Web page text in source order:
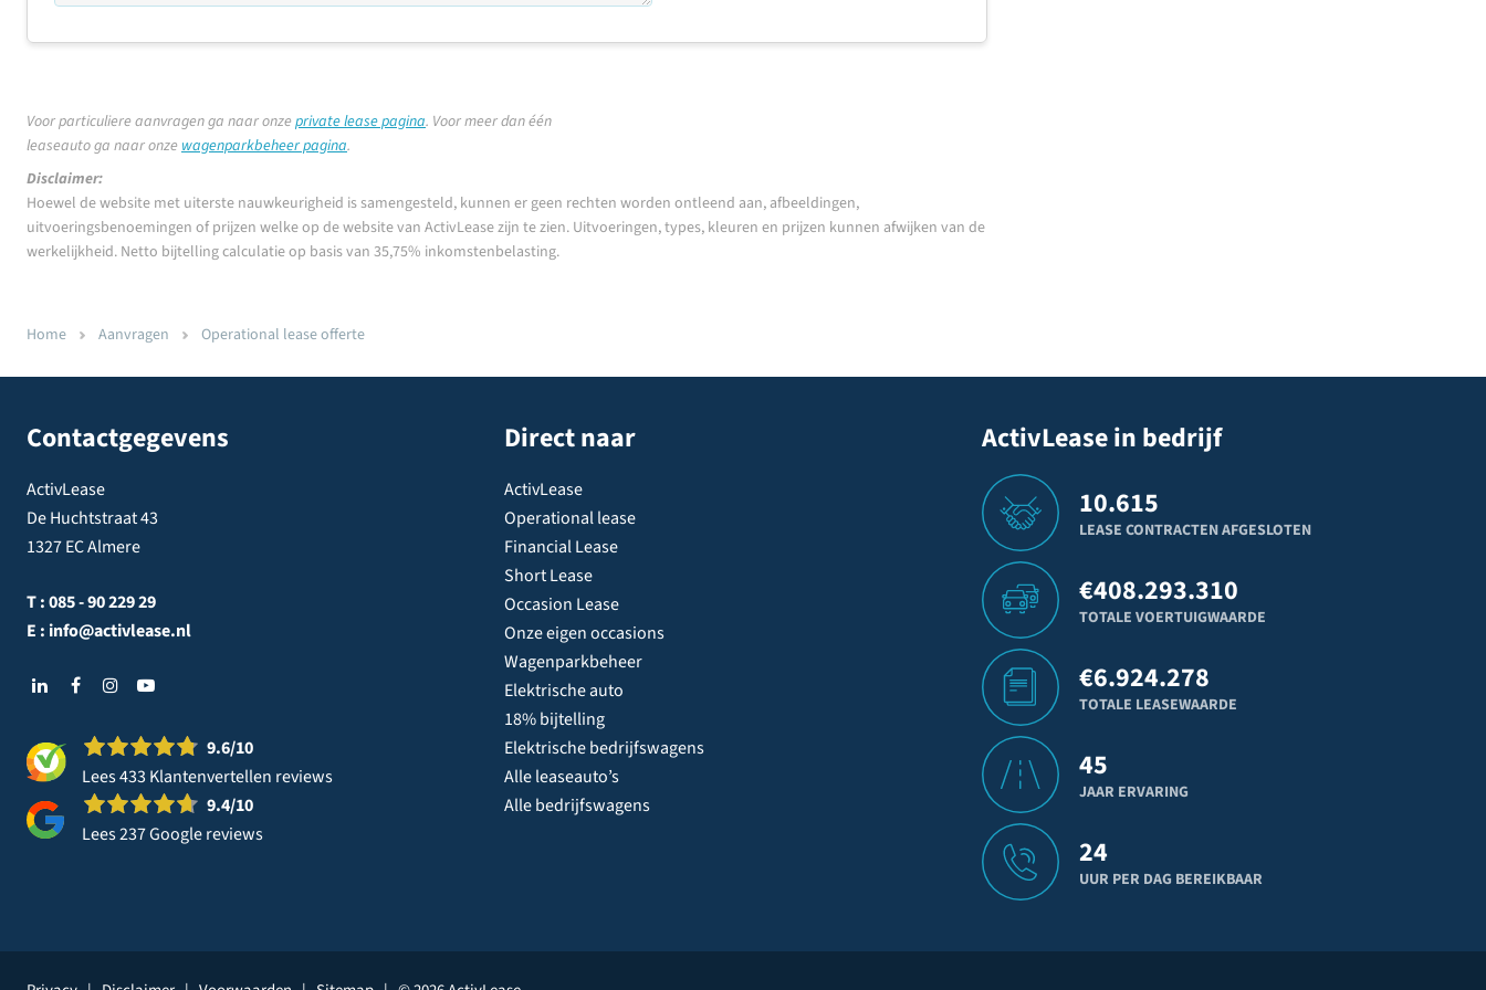
Voor particuliere aanvragen ga naar onzeprivate lease pagina. Voor meer dan één
leaseauto ga naar onzewagenparkbeheer pagina.
Disclaimer:
Hoewel de website met uiterste nauwkeurigheid is samengesteld, kunnen er geen rechten worden ontleend aan, afbeeldingen,
uitvoeringsbenoemingen of prijzen welke op de website van ActivLease zijn te zien. Uitvoeringen, types, kleuren en prijzen kunnen afwijken van de
werkelijkheid. Netto bijtelling calculatie op basis van 35,75% inkomstenbelasting.
Home Aanvragen Operational lease offerte
Contactgegevens
ActivLease
De Huchtstraat 43
1327 EC Almere
T :085 - 90 229 29
E : info@activlease.nl
9.6/10
Lees 433 Klantenvertellen reviews
9.4/10
Lees 237 Google reviews
Direct naar
ActivLease
Operational lease
Financial Lease
Short Lease
Occasion Lease
Onze eigen occasions
Wagenparkbeheer
Elektrische auto
18% bijtelling
Elektrische bedrijfswagens
Alle leaseauto’s
Alle bedrijfswagens
ActivLease in bedrijf
10.615
LEASE CONTRACTEN AFGESLOTEN
€408.293.310
TOTALE VOERTUIGWAARDE
€6.924.278
TOTALE LEASEWAARDE
45
JAAR ERVARING
24
UUR PER DAG BEREIKBAAR